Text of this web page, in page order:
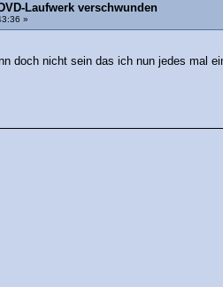
Laufwerk verschwunden
»
doch nicht sein das ich nun jedes mal